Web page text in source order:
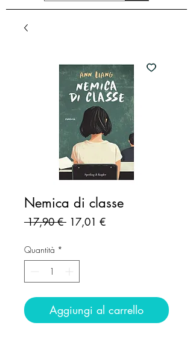
Nemica di classe
17,90 € Prezzo
17,01 €Prezzo
Quantità *
Aggiungi al carrello